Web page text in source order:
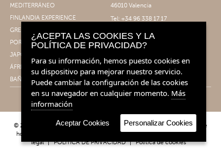
MEDITERRÁNEO
FINLANDIA EXPERIENCE
GRECIA EXPERIENCE
PORTUGAL EXPERIENCE
JAPÓN EXPERIENCE
ÁFRICA EXPERIENCE
BAÑO&CUERPO
46010 Valencia
Tel: +34 96 338 17 17
info@decoragloba.com
© 2026 Decoragloba - Velas para profesionales y eventos | Fragancias de
hogar. Todos los derechos reservados.
Condiciones de venta |
Aviso
legal | POLÍTICA DE PRIVACIDAD | Política de cookies
¿ACEPTA LAS COOKIES Y LA
POLÍTICA DE PRIVACIDAD?
Para su información, hemos puesto cookies en
su dispositivo para mejorar nuestro servicio.
Puede cambiar la configuración de las cookies
en su navegador en cualquier momento. Más
información
Aceptar Cookies Personalizar Cookies